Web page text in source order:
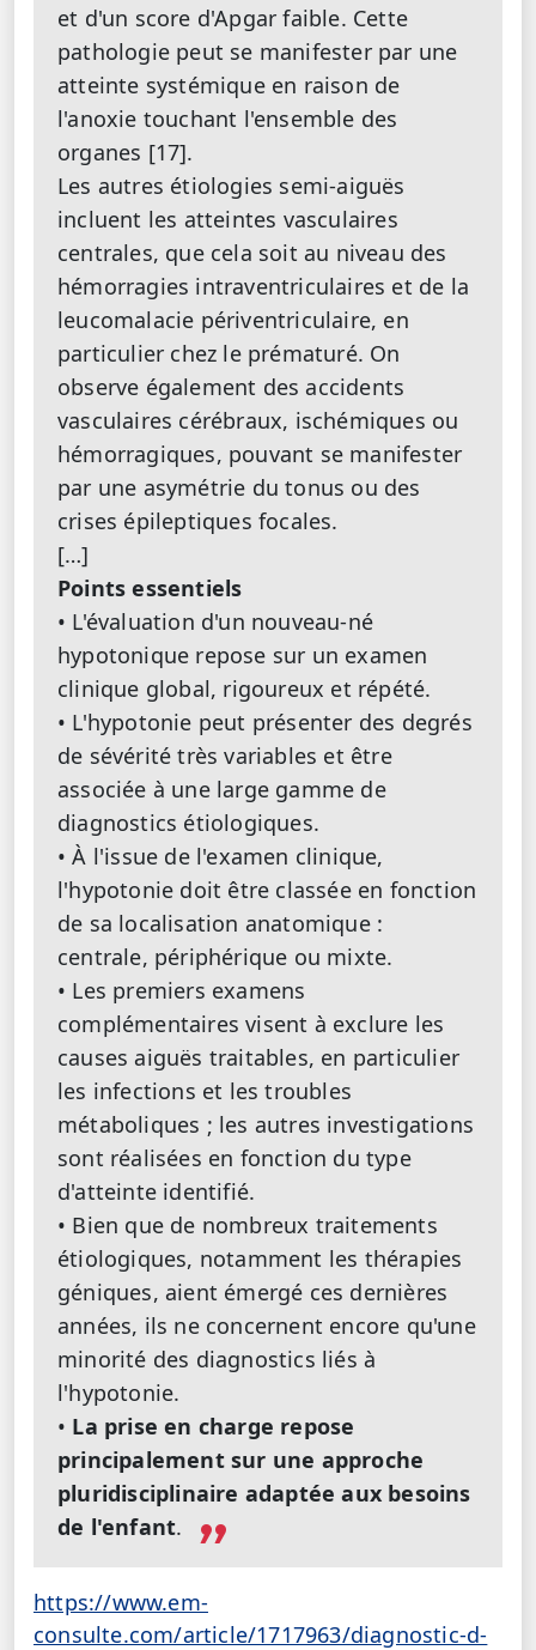
et d'un score d'Apgar faible. Cette
pathologie peut se manifester par une
atteinte systémique en raison de
l'anoxie touchant l'ensemble des
organes [17].
Les autres étiologies semi-aiguës
incluent les atteintes vasculaires
centrales, que cela soit au niveau des
hémorragies intraventriculaires et de la
leucomalacie périventriculaire, en
particulier chez le prématuré. On
observe également des accidents
vasculaires cérébraux, ischémiques ou
hémorragiques, pouvant se manifester
par une asymétrie du tonus ou des
crises épileptiques focales.
[…]
Points essentiels
• L'évaluation d'un nouveau-né
hypotonique repose sur un examen
clinique global, rigoureux et répété.
• L'hypotonie peut présenter des degrés
de sévérité très variables et être
associée à une large gamme de
diagnostics étiologiques.
• À l'issue de l'examen clinique,
l'hypotonie doit être classée en fonction
de sa localisation anatomique :
centrale, périphérique ou mixte.
• Les premiers examens
complémentaires visent à exclure les
causes aiguës traitables, en particulier
les infections et les troubles
métaboliques ; les autres investigations
sont réalisées en fonction du type
d'atteinte identifié.
• Bien que de nombreux traitements
étiologiques, notamment les thérapies
géniques, aient émergé ces dernières
années, ils ne concernent encore qu'une
minorité des diagnostics liés à
l'hypotonie.
• La prise en charge repose
principalement sur une approche
pluridisciplinaire adaptée aux besoins
de l'enfant.
https://www.em-
consulte.com/article/1717963/diagnostic-d-